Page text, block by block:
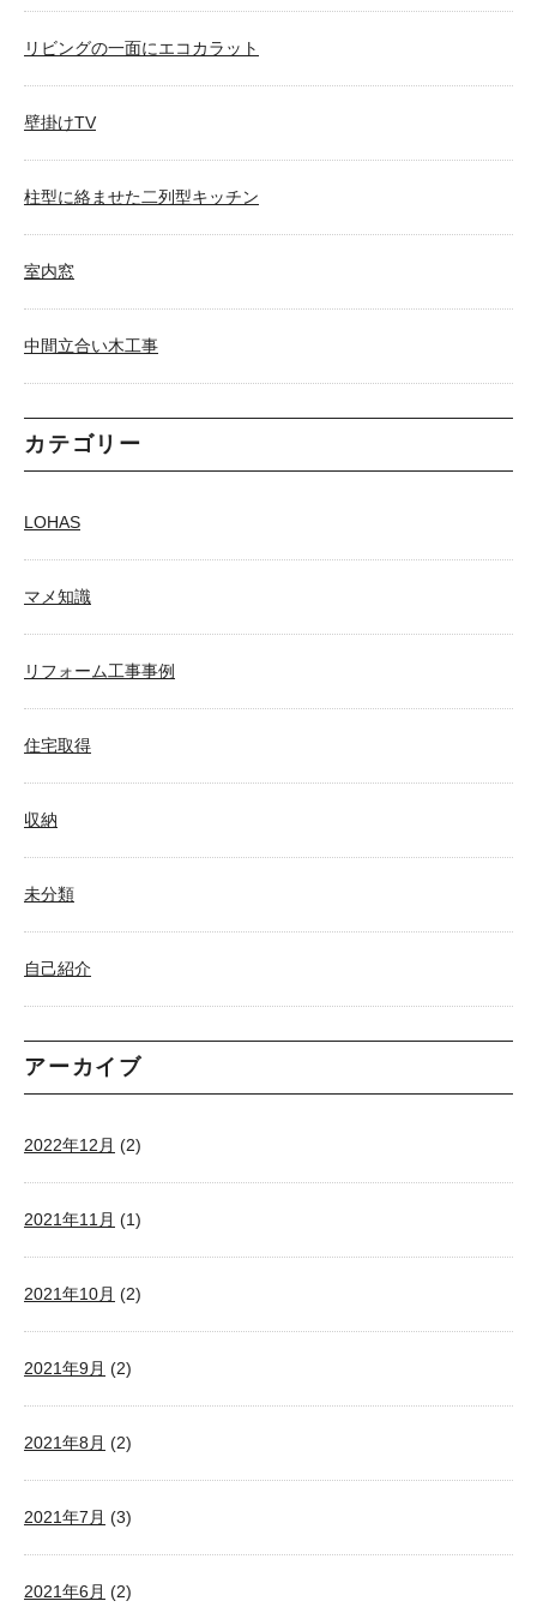
リビングの一面にエコカラット
壁掛けTV
柱型に絡ませた二列型キッチン
室内窓
中間立合い木工事
カテゴリー
LOHAS
マメ知識
リフォーム工事事例
住宅取得
収納
未分類
自己紹介
アーカイブ
2022年12月 (2)
2021年11月 (1)
2021年10月 (2)
2021年9月 (2)
2021年8月 (2)
2021年7月 (3)
2021年6月 (2)